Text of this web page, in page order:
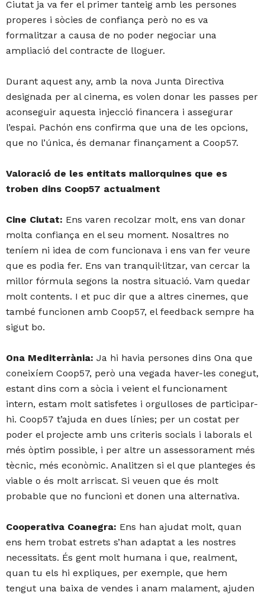
Ciutat ja va fer el primer tanteig amb les persones
properes i sòcies de confiança però no es va
formalitzar a causa de no poder negociar una
ampliació del contracte de lloguer.
Durant aquest any, amb la nova Junta Directiva
designada per al cinema, es volen donar les passes per
aconseguir aquesta injecció financera i assegurar
l’espai. Pachón ens confirma que una de les opcions,
que no l’única, és demanar finançament a Coop57.
Valoració de les entitats mallorquines que es
troben dins Coop57 actualment
Cine Ciutat: Ens varen recolzar molt, ens van donar
molta confiança en el seu moment. Nosaltres no
teníem ni idea de com funcionava i ens van fer veure
que es podia fer. Ens van tranquil·litzar, van cercar la
millor fórmula segons la nostra situació. Vam quedar
molt contents. I et puc dir que a altres cinemes, que
també funcionen amb Coop57, el feedback sempre ha
sigut bo.
Ona Mediterrània: Ja hi havia persones dins Ona que
coneixíem Coop57, però una vegada haver-les conegut,
estant dins com a sòcia i veient el funcionament
intern, estam molt satisfetes i orgulloses de participar-
hi. Coop57 t’ajuda en dues línies; per un costat per
poder el projecte amb uns criteris socials i laborals el
més òptim possible, i per altre un assessorament més
tècnic, més econòmic. Analitzen si el que planteges és
viable o és molt arriscat. Si veuen que és molt
probable que no funcioni et donen una alternativa.
Cooperativa Coanegra: Ens han ajudat molt, quan
ens hem trobat estrets s’han adaptat a les nostres
necessitats. És gent molt humana i que, realment,
quan tu els hi expliques, per exemple, que hem
tengut una baixa de vendes i anam malament, ajuden